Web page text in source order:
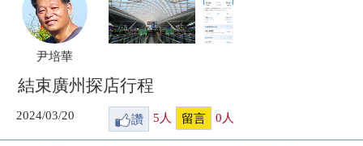
尹培華
結束廣州探店行程
2024/03/20 讚 5 人 留言 0 人